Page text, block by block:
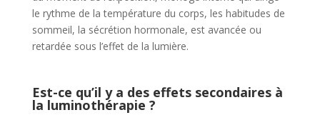
le rythme de la température du corps, les habitudes de
sommeil, la sécrétion hormonale, est avancée ou
retardée sous l’effet de la lumière.
Est-ce qu’il y a des effets secondaires à
la luminothérapie ?